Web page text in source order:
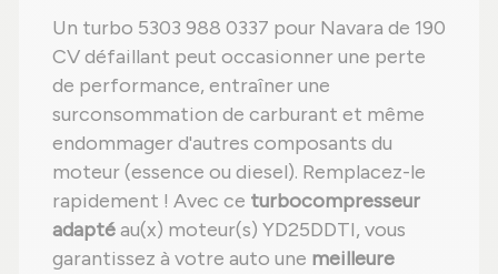
Un turbo 5303 988 0337 pour Navara de 190
CV défaillant peut occasionner une perte
de performance, entraîner une
surconsommation de carburant et même
endommager d'autres composants du
moteur (essence ou diesel). Remplacez-le
rapidement ! Avec ce turbocompresseur
adaptéau(x) moteur(s) YD25DDTI, vous
garantissez à votre auto une meilleure